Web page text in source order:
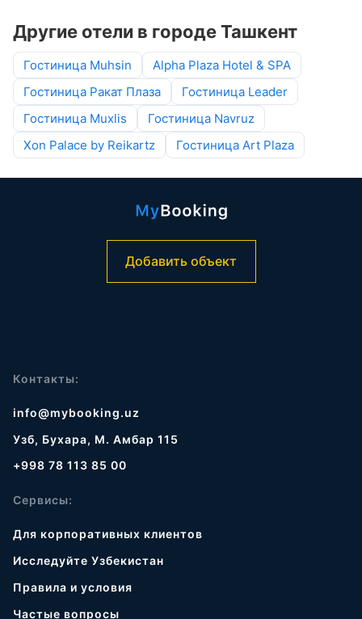
Другие отели в городе Ташкент
Гостиница Muhsin
Alpha Plaza Hotel & SPA
Гостиница Ракат Плаза
Гостиница Leader
Гостиница Muxlis
Гостиница Navruz
Xon Palace by Reikartz
Гостиница Art Plaza
Добавить объект
Контакты:
info@mybooking.uz
Узб, Бухара, М. Амбар 115
+998 78 113 85 00
Сервисы:
Для корпоративных клиентов
Исследуйте Узбекистан
Правила и условия
Частые вопросы